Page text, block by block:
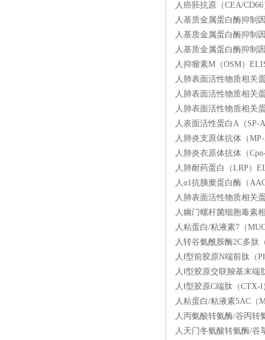
人癌胚抗原（CEA/
人基质金属蛋白酶抑制
人基质金属蛋白酶抑制
人基质金属蛋白酶抑制
人抑瘤素M（OSM）
人肺表面活性物质相关
人肺表面活性物质相关
人肺表面活性物质相关
人表面活性蛋白A（SP-
人肺炎支原体抗体（
人肺炎衣原体抗体（
人肺耐药蛋白（LRP）
人α1抗胰糜蛋白酶（
人肺表面活性物质相关
人幽门螺杆菌细胞毒素
人粘蛋白/粘液素7（
人转谷氨酰胺酶2C多肽
人Ⅰ型前胶原N端前肽（
人Ⅰ型胶原交联羧基末
人Ⅰ型胶原C端肽（
人粘蛋白/粘液素5AC（
人丙氨酸转氨酶/谷丙转
人天门冬氨酸转氨酶/谷